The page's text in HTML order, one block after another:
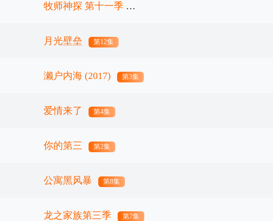
牧师神探 第十一季
第8集
月光壁垒 第12集
濑户内海 (2017) 第3集
爱情来了 第4集
你的第三 第2集
公寓黑风暴 第8集
龙之家族第三季 第7集